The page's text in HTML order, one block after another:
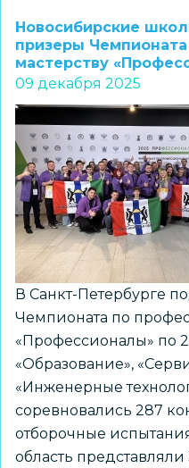
моды
«Силуэт»
–
лауреат I
степени
конкурса
Новосибирские
призеры
мастерству
09 декабря 2025
В Санкт-Петербурге
Чемпионата по
«Профессионалы» по
«Образование»,
«Инженерные
соревновались 287
отборочные
область представляли